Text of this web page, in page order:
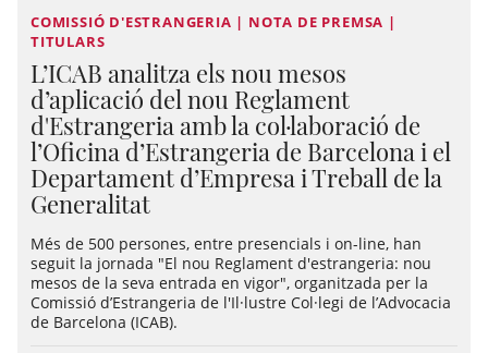
COMISSIÓ D'ESTRANGERIA | NOTA DE PREMSA |
TITULARS
L’ICAB analitza els nou mesos
d’aplicació del nou Reglament
d'Estrangeria amb la col·laboració de
l’Oficina d’Estrangeria de Barcelona i el
Departament d’Empresa i Treball de la
Generalitat
Més de 500 persones, entre presencials i on-line, han
seguit la jornada "El nou Reglament d'estrangeria: nou
mesos de la seva entrada en vigor", organitzada per la
Comissió d’Estrangeria de l'Il·lustre Col·legi de l’Advocacia
de Barcelona (ICAB).